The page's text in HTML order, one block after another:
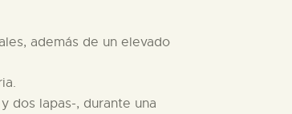
además de un elevado
dos lapas-, durante una